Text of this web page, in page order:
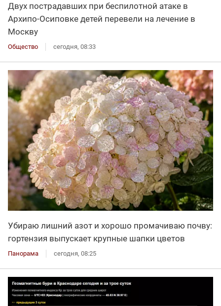
Двух пострадавших при беспилотной атаке в
Архипо-Осиповке детей перевели на лечение в
Москву
Общество сегодня, 08:33
Убираю лишний азот и хорошо промачиваю почву:
гортензия выпускает крупные шапки цветов
Панорама сегодня, 08:25